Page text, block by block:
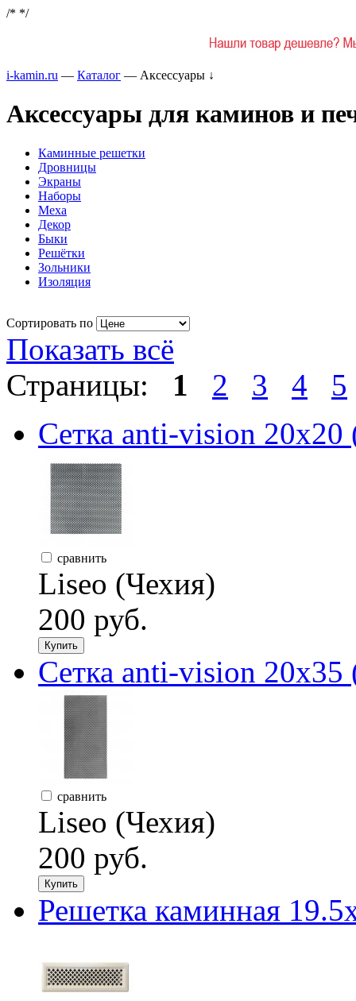
/* */
i-kamin.ru — Каталог — Аксессуары ↓
Аксессуары для каминов и
Каминные решетки
Дровницы
Экраны
Наборы
Меха
Декор
Быки
Решётки
Зольники
Изоляция
Сортировать по
Показать всё
Страницы: 1 2 3 4
5
Сетка anti-vision
сравнить
Liseo (Чехия)
200 руб.
Купить
Сетка anti-vision
сравнить
Liseo (Чехия)
200 руб.
Купить
Решетка каминная